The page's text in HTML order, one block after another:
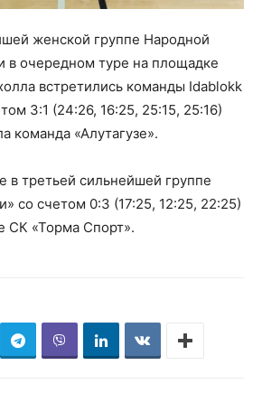
женской группе Народной
в очередном туре на площадке
встретились команды Idablokk
3:1 (24:26, 16:25, 25:15, 25:16)
команда «Алутагузе».
в третьей сильнейшей группе
со счетом 0:3 (17:25, 12:25, 22:25)
СК «Торма Спорт».